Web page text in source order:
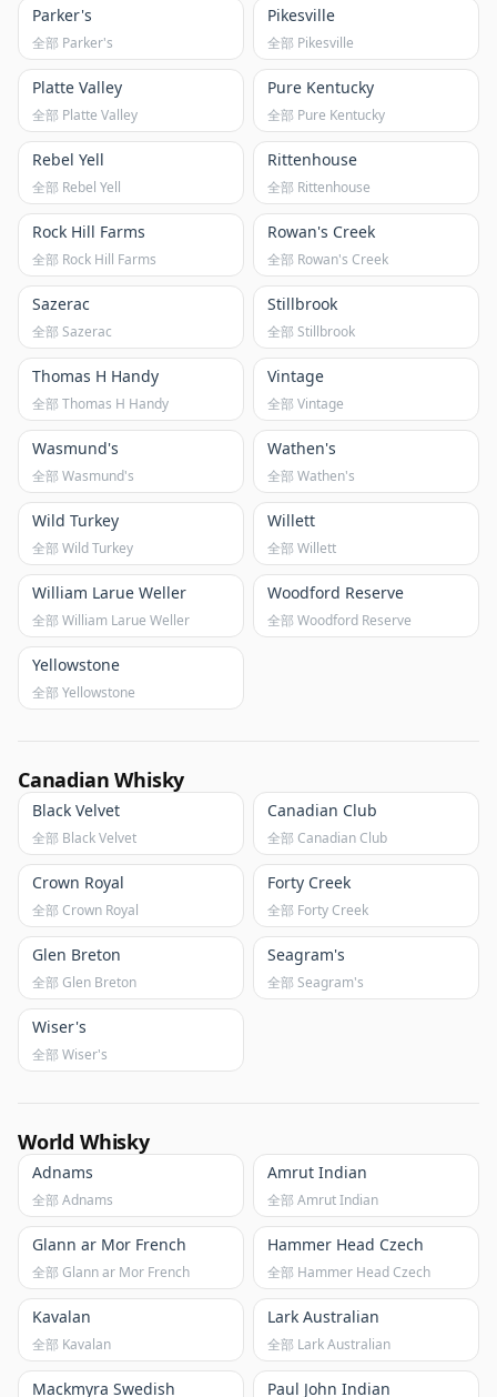
Parker's
全部 Parker's
Pikesville
全部 Pikesville
Platte Valley
全部 Platte Valley
Pure Kentucky
全部 Pure Kentucky
Rebel Yell
全部 Rebel Yell
Rittenhouse
全部 Rittenhouse
Rock Hill Farms
全部 Rock Hill Farms
Rowan's Creek
全部 Rowan's Creek
Sazerac
全部 Sazerac
Stillbrook
全部 Stillbrook
Thomas H Handy
全部 Thomas H Handy
Vintage
全部 Vintage
Wasmund's
全部 Wasmund's
Wathen's
全部 Wathen's
Wild Turkey
全部 Wild Turkey
Willett
全部 Willett
William Larue Weller
全部 William Larue Weller
Woodford Reserve
全部 Woodford Reserve
Yellowstone
全部 Yellowstone
Canadian Whisky
Black Velvet
全部 Black Velvet
Canadian Club
全部 Canadian Club
Crown Royal
全部 Crown Royal
Forty Creek
全部 Forty Creek
Glen Breton
全部 Glen Breton
Seagram's
全部 Seagram's
Wiser's
全部 Wiser's
World Whisky
Adnams
全部 Adnams
Amrut Indian
全部 Amrut Indian
Glann ar Mor French
全部 Glann ar Mor French
Hammer Head Czech
全部 Hammer Head Czech
Kavalan
全部 Kavalan
Lark Australian
全部 Lark Australian
Mackmyra Swedish Paul John Indian